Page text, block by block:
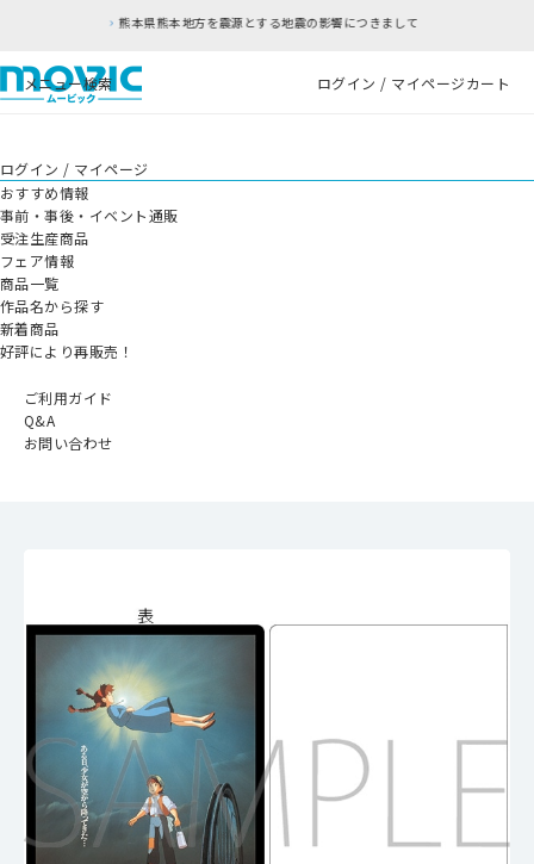
本地方を震源とする地震の影響につきまして
メニュー検索 ログイン / マイページカート
ログイン / マイページ
おすすめ情報
事前・事後・イベント通販
受注生産商品
フェア情報
商品一覧
作品名から探す
新着商品
好評により再販売！
ご利用ガイド
Q&A
お問い合わせ